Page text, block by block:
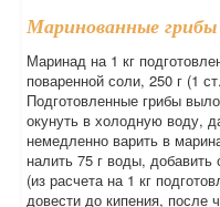
Маринованные грибы
Маринад на 1 кг
поваренной соли, 250 г (1
Подготовленные грибы
окунуть в холодную воду,
немедленно варить в
налить 75 г воды, добавить
(из расчета на 1 кг
довести до кипения, после